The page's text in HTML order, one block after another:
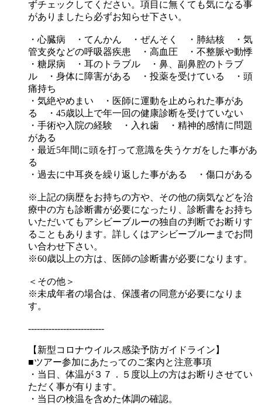
ずチェックしてください。項目に無くても気になる事
がありましたら必ずお知らせ下さい。
・心臓病 ・てんかん ・ぜんそく ・肺結核 ・気
管支炎などの呼吸器疾患 ・高血圧 ・不整脈や動悸
・糖尿病 ・耳のトラブル ・鼻、副鼻腔のトラブ
ル ・身体に障害がある ・投薬を受けている ・頭
痛持ち
・気絶やめまい ・医師に運動を止められた事があ
る ・45歳以上で年一回の健康診断を受けていない
・手術や入院の経験 ・入れ歯 ・精神的感情に問題
がある
・最近5年間に頭を打って意識を失うケガをした事があ
る
・過去に中耳炎を繰り返した事がある ・傷口がある
※上記の病歴をお持ちの方や、その他の病気などを治
療中の方も診断書が必要になったり、診断書をお持ち
いただいてもアシビーブルーの独自の判断でお断りす
ることもあります。詳しくはアシビーブルーまでお問
い合わせ下さい。
※60歳以上の方は、医師の診断書が必要になります。
＜その他＞
※未成年者の場合は、保護者の同意が必要になりま
す。
--------------------------
【新型コロナウイルス感染予防ガイドライン】
■ツアー参加にあたってのご案内と注意事項
・当日、体温が３７．５度以上の方はお断りさせてい
ただく事が有ります。
・当日の検温を含めた体調の確認。